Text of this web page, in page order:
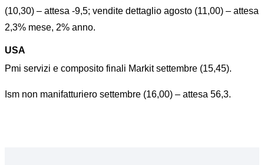
(10,30) – attesa -9,5; vendite dettaglio agosto (11,00) – attesa
2,3% mese, 2% anno.
USA
Pmi servizi e composito finali Markit settembre (15,45).
Ism non manifatturiero settembre (16,00) – attesa 56,3.